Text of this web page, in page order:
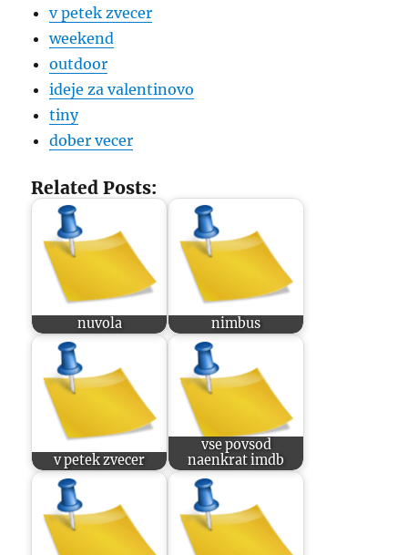
v petek zvecer
weekend
outdoor
ideje za valentinovo
tiny
dober vecer
Related Posts:
nuvola nimbus
v petek zvecer
vse povsod
naenkrat imdb